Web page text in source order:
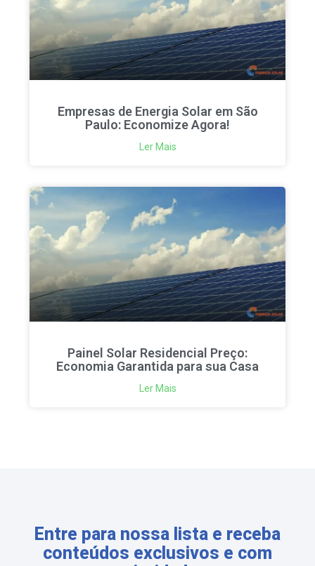
Empresas de Energia Solar em São
Paulo: Economize Agora!
Ler Mais
Painel Solar Residencial Preço:
Economia Garantida para sua Casa
Ler Mais
Entre para nossa lista e receba
conteúdos exclusivos e com